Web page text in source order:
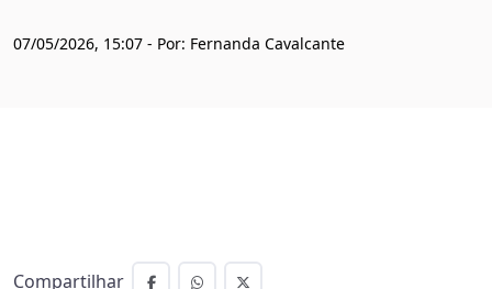
07/05/2026, 15:07 - Por: Fernanda Cavalcante
Compartilhar